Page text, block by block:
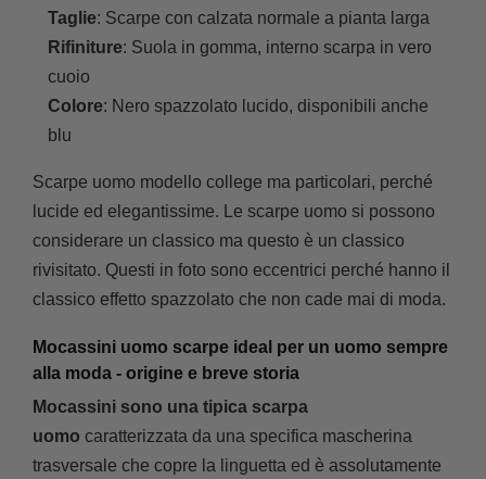
Taglie: Scarpe con calzata normale a pianta larga
Rifiniture: Suola in gomma, interno scarpa in vero
cuoio
Colore: Nero spazzolato lucido, disponibili anche
blu
Scarpe uomo modello college ma particolari, perché
lucide ed elegantissime. Le scarpe uomo si possono
considerare un classico ma questo è un classico
rivisitato. Questi in foto sono eccentrici perché hanno il
classico effetto spazzolato che non cade mai di moda.
Mocassini uomo scarpe ideal per un uomo sempre
alla moda - origine e breve storia
Mocassini sono una tipica scarpa
uomo caratterizzata da una specifica mascherina
trasversale che copre la linguetta ed è assolutamente